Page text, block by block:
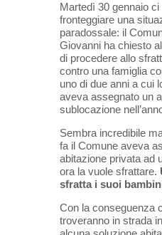
Martedì 30 gennaio
fronteggiare una
paradossale: il
Giovanni ha chiesto
di procedere allo
contro una famiglia
uno di due anni a cui
aveva assegnato un
sublocazione
Sembra incredibile
fa il Comune aveva
abitazione privata ad
ora la vuole sfrattare.
sfratta i suoi
Con la conseguenza
troveranno in strada